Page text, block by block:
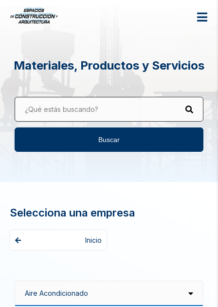
Materiales, Productos y Servicios
¿Qué estás buscando?
Buscar
Selecciona una empresa
Inicio